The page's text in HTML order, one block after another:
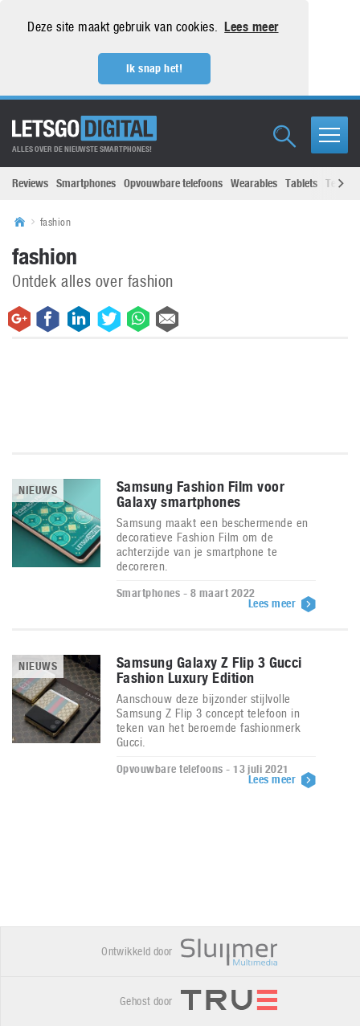
Deze site maakt gebruik van cookies. Lees meer
Ik snap het!
ALLES OVER DE NIEUWSTE SMARTPHONES!
Reviews Smartphones Opvouwbare telefoons Wearables Tablets
fashion
fashion
Ontdek alles over fashion
NIEUWS
Samsung Fashion Film voor
Galaxy smartphones
Samsung maakt een beschermende en
decoratieve Fashion Film om de
achterzijde van je smartphone te
decoreren.
Smartphones - 8 maart 2022
Lees meer
NIEUWS
Samsung Galaxy Z Flip 3 Gucci
Fashion Luxury Edition
Aanschouw deze bijzonder stijlvolle
Samsung Z Flip 3 concept telefoon in
teken van het beroemde fashionmerk
Gucci.
Opvouwbare telefoons - 13 juli 2021
Lees meer
Ontwikkeld door
Gehost door